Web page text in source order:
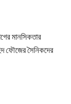
মানসিকতার
ফৌজের সৈনিকদের